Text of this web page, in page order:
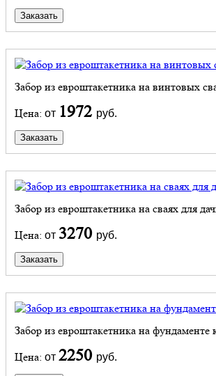
Заказать
Забор из евроштакетника на винтовых
Цена: от 1972 руб.
Заказать
Забор из евроштакетника на сваях для
Цена: от 3270 руб.
Заказать
Забор из евроштакетника на фундаменте
Цена: от 2250 руб.